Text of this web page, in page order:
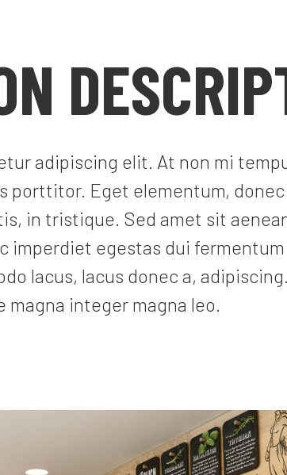
adipiscing elit. At non mi
porttitor. Eget elementum,
in tristique. Sed amet sit
imperdiet egestas dui
lacus, lacus donec a,
magna integer magna leo.